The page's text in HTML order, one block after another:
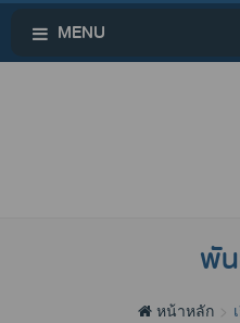
MENU
พั
หน้าหลัก